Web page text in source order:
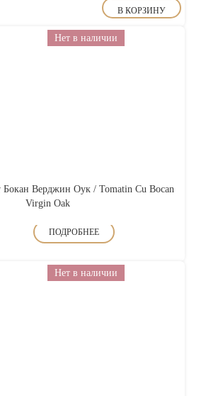
В КОРЗИНУ
Нет в наличии
Верджин Оук / Tomatin Cu Bocan
Virgin Oak
ПОДРОБНЕЕ
Нет в наличии